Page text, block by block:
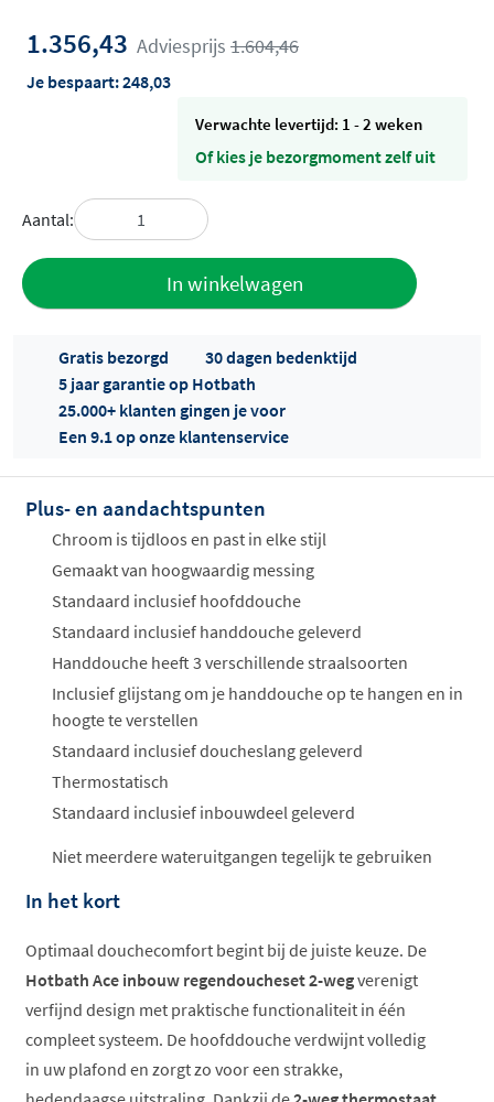
1.356,43 Adviesprijs 1.604,46
Je bespaart:248,03
Verwachte levertijd: 1 - 2 weken
Of kies je bezorgmoment zelf uit
Aantal:
In winkelwagen
Offertes
ophalen...
Gratis bezorgd
30 dagen bedenktijd
5 jaar garantie op Hotbath
25.000+ klanten gingen je voor
Een 9.1 op onze klantenservice
Plus- en aandachtspunten
Chroom is tijdloos en past in elke stijl
Gemaakt van hoogwaardig messing
Standaard inclusief hoofddouche
Standaard inclusief handdouche geleverd
Handdouche heeft 3 verschillende straalsoorten
Inclusief glijstang om je handdouche op te hangen en in
hoogte te verstellen
Standaard inclusief doucheslang geleverd
Thermostatisch
Standaard inclusief inbouwdeel geleverd
Niet meerdere wateruitgangen tegelijk te gebruiken
In het kort
Optimaal douchecomfort begint bij de juiste keuze. De
Hotbath Ace inbouw regendoucheset 2-wegverenigt
verfijnd design met praktische functionaliteit in één
compleet systeem. De hoofddouche verdwijnt volledig
in uw plafond en zorgt zo voor een strakke,